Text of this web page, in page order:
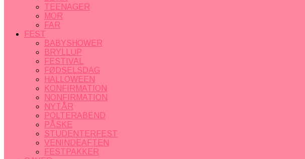
TEENAGER
MOR
FAR
FEST
BABYSHOWER
BRYLLUP
FESTIVAL
FØDSELSDAG
HALLOWEEN
KONFIRMATION
NONFIRMATION
NYTÅR
POLTERABEND
PÅSKE
STUDENTERFEST
VENINDEAFTEN
FESTPAKKER